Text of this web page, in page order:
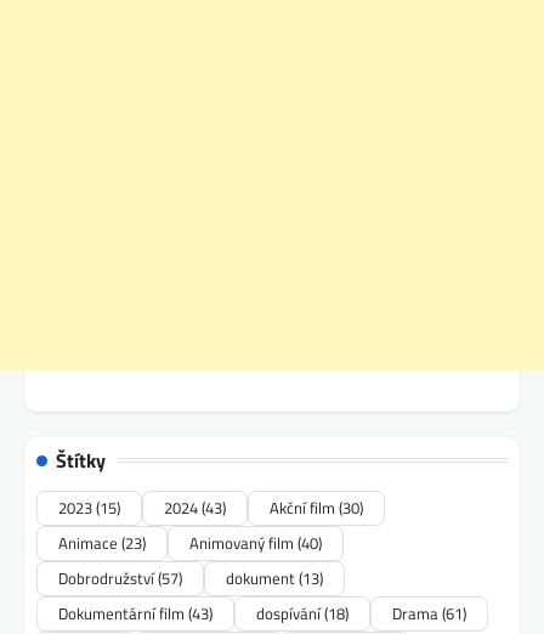
Štítky
2023(15) 2024(43) Akční film (30)
Animace (23) Animovaný film (40)
Dobrodružství(57) dokument(13)
Dokumentární film (43) dospívání(18) Drama(61)